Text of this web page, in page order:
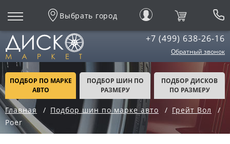
Выбрать город
+7 (499) 638-26-16
Обратный звонок
ПОДБОР ПО МАРКЕ
АВТО
ПОДБОР ШИН ПО
РАЗМЕРУ
ПОДБОР ДИСКОВ
ПО РАЗМЕРУ
Главная Подбор шин по марке авто
Грейт Вол
Poer